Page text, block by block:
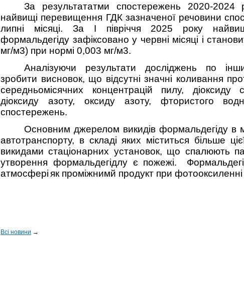
За результататми спостережень 2020-2024
найвищі перевищення ГДК зазначеної речовини
липні місяці. За І півріччя 2025 року
формальдегіду зафіксовано у червні місяці і
мг/м3) при нормі 0,003 мг/м3.
Аналізуючи результати досліджень по
зробити висновок, що відсутні значні коливання
середньомісячних концентрацій пилу, діоксиду
діоксиду азоту, оксиду азоту, фтористого
спостережень.
Основним джерелом викидів формальдегіду в
автотранспорту, в складі яких міститься більше
викидами стаціонарних установок, що спалюють
утворення формальдегідлу є пожежі.
атмосфері як проміжнимй продукт при
Всі новини →